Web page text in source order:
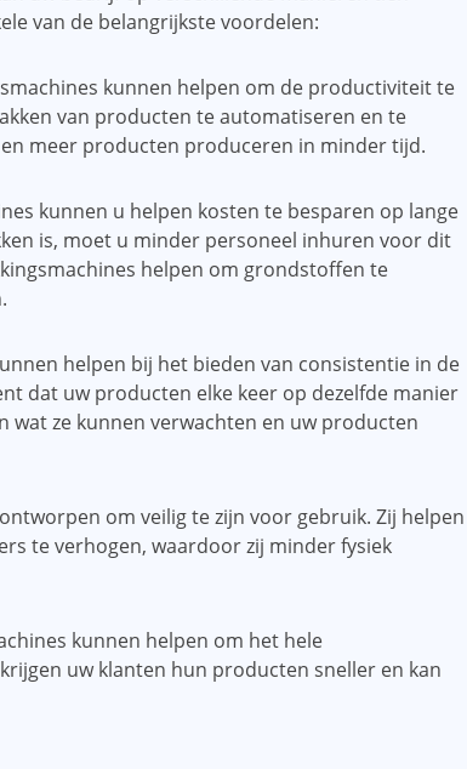
van de belangrijkste voordelen:
kunnen helpen om de productiviteit te
van producten te automatiseren en te
meer producten produceren in minder tijd.
kunnen u helpen kosten te besparen op lange
is, moet u minder personeel inhuren voor dit
helpen om grondstoffen te
helpen bij het bieden van consistentie in de
dat uw producten elke keer op dezelfde manier
wat ze kunnen verwachten en uw producten
om veilig te zijn voor gebruik. Zij helpen
te verhogen, waardoor zij minder fysiek
kunnen helpen om het hele
uw klanten hun producten sneller en kan